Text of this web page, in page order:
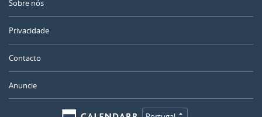
Sobre nós
Privacidade
Contacto
Anuncie